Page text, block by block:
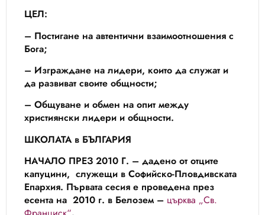
ЦЕЛ:
– Постигане на автентични взаимоотношения с
Бога;
– Изграждане на лидери, които да служат и
да развиват своите общности;
– Общуване и обмен на опит между
християнски лидери и общности.
ШКОЛАТА в БЪЛГАРИЯ
НАЧАЛО ПРЕЗ 2010 Г. – дадено от отците
капуцини, служещи в Софийско-Пловдивската
Епархия. Първата сесия е проведена през
есента на 2010 г. в Белозем – църква „Св.